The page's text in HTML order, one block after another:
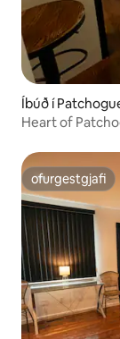
Íbúð í
Heart of
ofurgestgjafi
ofurgestgjafi